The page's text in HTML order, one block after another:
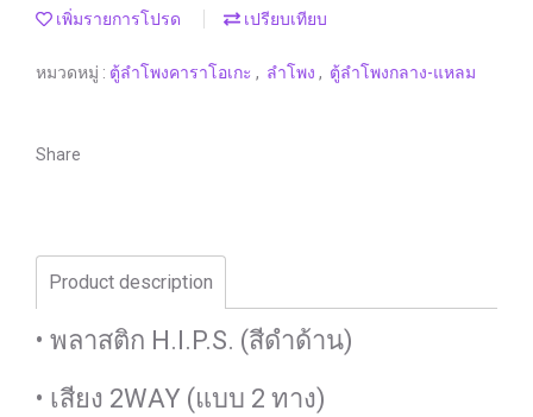
เพิ่มรายการโปรด เปรียบเทียบ
หมวดหมู่ : ตู้ลำโพงคาราโอเกะ , ลำโพง , ตู้ลำโพงกลาง-แหลม
Share
Product description
• พลาสติก H.I.P.S. (สีดำด้าน)
• เสียง 2WAY (แบบ 2 ทาง)